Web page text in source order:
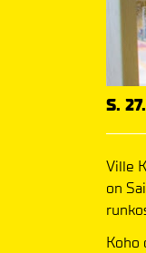
S.
Ville
on
Koho